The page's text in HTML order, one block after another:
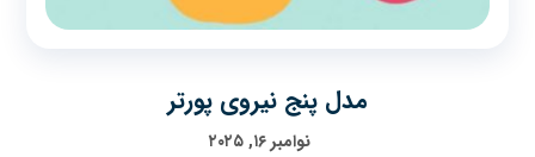
مدل پنج نیروی پورتر
نوامبر ۱۶, ۲۰۲۵